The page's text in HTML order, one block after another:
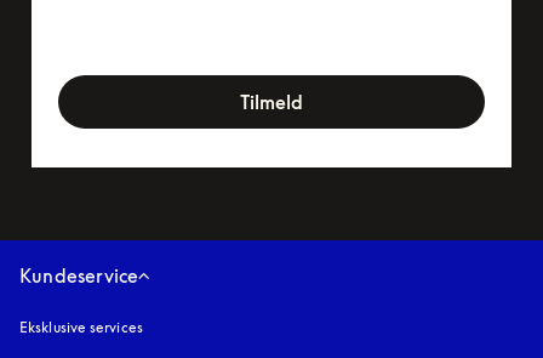
Tilmeld
Kundeservice
Eksklusive services